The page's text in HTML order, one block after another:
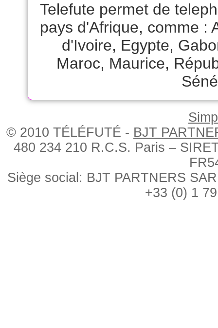
Telefute permet de
pays d'Afrique, comme :
d'Ivoire, Egypte,
Maroc, Maurice,
© 2010 TÉLÉFUTÉ - BJT
480 234 210 R.C.S. Paris –
Siège social: BJT PARTNERS
+33 (0) 1